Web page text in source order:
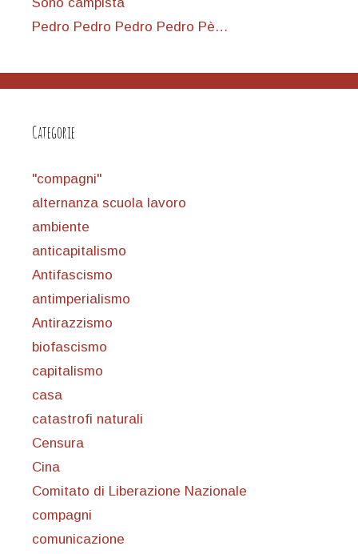
Pedro Pedro Pedro Pedro Pè…
Categorie
"compagni"
alternanza scuola lavoro
ambiente
anticapitalismo
Antifascismo
antimperialismo
Antirazzismo
biofascismo
capitalismo
casa
catastrofi naturali
Censura
Cina
Comitato di Liberazione Nazionale
compagni
comunicazione